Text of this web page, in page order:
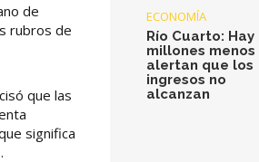
de
rubros de
que las
significa
ECONOMÍA
Río Cuarto: Hay
millones menos
alertan que los
ingresos no
alcanzan